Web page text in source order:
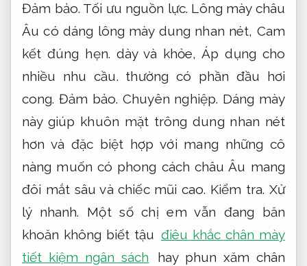
Đảm bảo. Tối ưu nguồn lực. Lông mày châu
Âu có dáng lông mày dung nhan nét, Cam
kết đúng hẹn. dày và khỏe,Áp dụng cho
nhiều nhu cầu. thường có phần đầu hơi
cong.Đảm bảo. Chuyên nghiệp. Dáng mày
này giúp khuôn mặt trông dung nhan nét
hơn và đặc biệt hợp với mang những cô
nàng muốn có phong cách châu Âu mang
đôi mắt sâu và chiếc mũi cao. Kiểm tra. Xử
lý nhanh. Một số chị em vẫn đang băn
khoăn không biết tậu điêu khắc chân mày
tiết kiệm ngân sách
hay phun xăm chân